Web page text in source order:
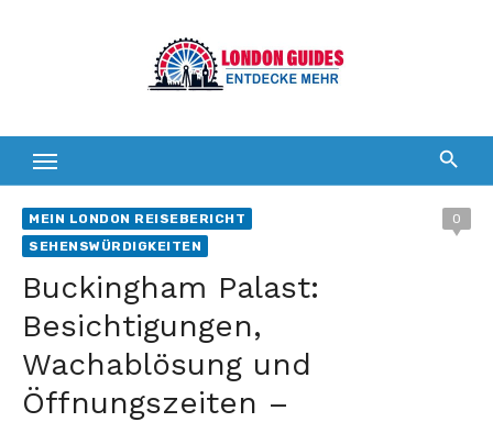
MEIN LONDON REISEBERICHT
SEHENSWÜRDIGKEITEN
0
Buckingham Palast:
Besichtigungen,
Wachablösung und
Öffnungszeiten –